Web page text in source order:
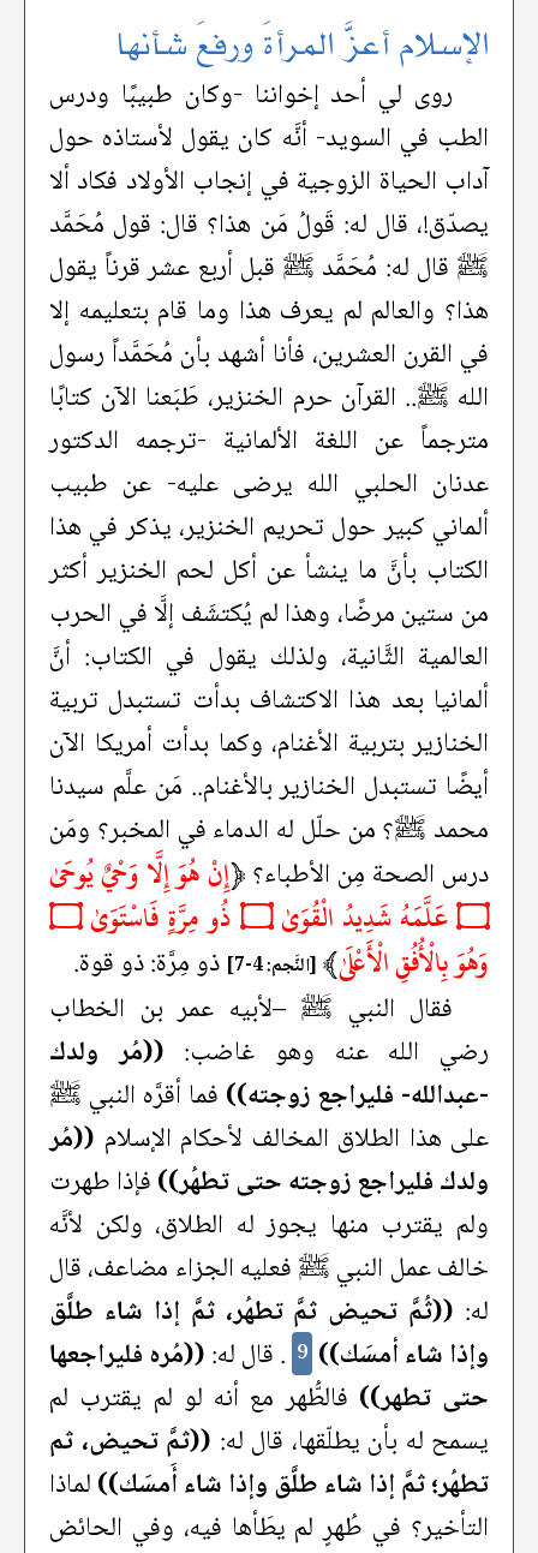
الإسلام أعزَّ المرأةَ ورفعَ شأنها
روى لي أحد إخواننا -وكان طبيبًا ودرس
الطب في السويد- أنَّه كان يقول لأستاذه حول
آداب الحياة الزوجية في إنجاب الأولاد فكاد ألا
يصدّق!، قال له: قَولُ مَن هذا؟ قال: قول مُحَمَّد
ﷺ قال له: مُحَمَّد ﷺ قبل أربع عشر قرناً يقول
هذا؟ والعالم لم يعرف هذا وما قام بتعليمه إلا
في القرن العشرين، فأنا أشهد بأن مُحَمَّداً رسول
الله ﷺ.. القرآن حرم الخنزير، طَبَعنا الآن كتابًا
مترجماً عن اللغة الألمانية -ترجمه الدكتور
عدنان الحلبي الله يرضى عليه- عن طبيب
ألماني كبير حول تحريم الخنزير، يذكر في هذا
الكتاب بأنَّ ما ينشأ عن أكل لحم الخنزير أكثر
من ستين مرضًا، وهذا لم يُكتشَف إلَّا في الحرب
العالمية الثَّانية، ولذلك يقول في الكتاب: أنَّ
ألمانيا بعد هذا الاكتشاف بدأت تستبدل تربية
الخنازير بتربية الأغنام، وكما بدأت أمريكا الآن
أيضًا تستبدل الخنازير بالأغنام.. مَن علَّم سيدنا
محمد ﷺ؟ من حلّل له الدماء في المخبر؟ ومَن
درس الصحة مِن الأطباء؟﴿إِنْ هُوَ إِلَّا وَحْيٌ يُوحَىٰ
۝ عَلَّمَهُ شَدِيدُ الْقُوَىٰ ۝ ذُو مِرَّةٍ فَاسْتَوَىٰ ۝
وَهُوَ بِالْأُفُقِ الْأَعْلَىٰ﴾ [النَّجم: 4-7]
ذو مِرَّة: ذو قوة.
فقال النبي ﷺ –لأبيه عمر بن الخطاب
رضي الله عنه وهو غاضب: ((مُر ولدك
-عبدالله- فليراجع زوجته)) فما أقرَّه النبي ﷺ
على هذا الطلاق المخالف لأحكام الإسلام ((مُر
ولدك فليراجع زوجته حتى تطهُر))فإذا طهرت
ولم يقترب منها يجوز له الطلاق، ولكن لأنَّه
خالف عمل النبي ﷺ فعليه الجزاء مضاعف، قال
له: ((ثُمَّ تحيض ثمَّ تطهُر، ثمَّ إذا شاء طلَّق
وإذا شاء أمسَك)) 9 . قال له:((مُره فليراجعها
حتى تطهر)) فالطُّهر مع أنه لو لم يقترب لم
يسمح له بأن يطلّقها، قال له: ((ثمَّ تحيض، ثم
تطهُر؛ ثمَّ إذا شاء طلَّق وإذا شاء أَمسَك))لماذا
التأخير؟ في طُهرٍ لم يطَأها فيه، وفي الحائض